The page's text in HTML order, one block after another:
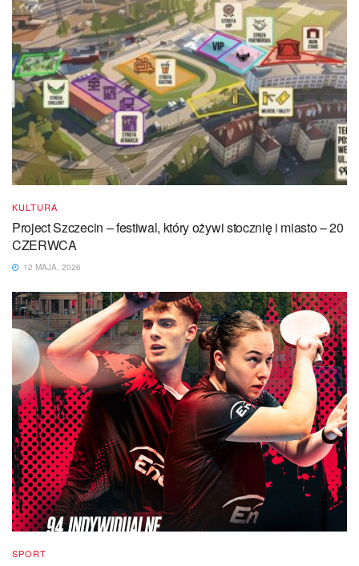
KULTURA
Project Szczecin – festiwal, który ożywi stocznię i miasto – 20
CZERWCA
12 MAJA, 2026
SPORT